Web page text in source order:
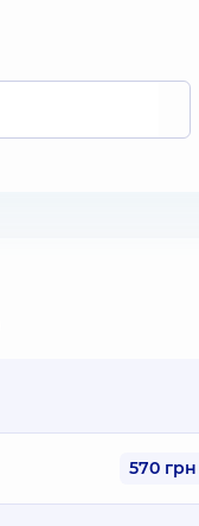
570 грн